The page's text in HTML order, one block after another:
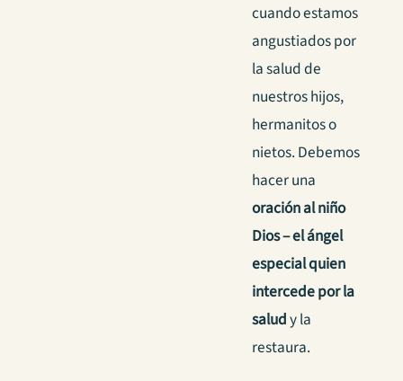
cuando estamos
angustiados por
la salud de
nuestros hijos,
hermanitos o
nietos. Debemos
hacer una
oración al niño
Dios – el ángel
especial quien
intercede por la
saludy la
restaura.